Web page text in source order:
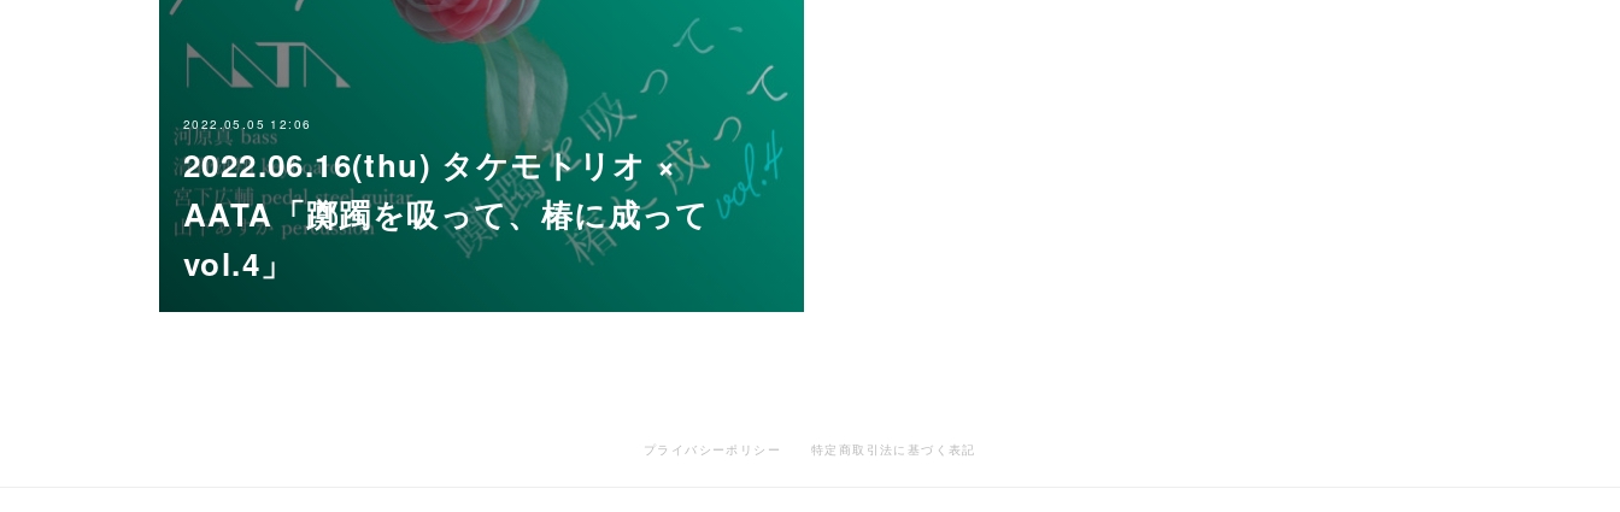
2022.05.05 12:06
2022.06.16(thu) タケモトリオ ×
AATA「躑躅を吸って、椿に成って
vol.4」
プライバシーポリシー 特定商取引法に基づく表記